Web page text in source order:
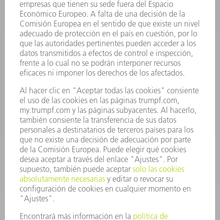
Preguntas más frecuentes
Condiciones generales de venta
CONTACTO
Departamento de Repuestos
+34 91 657 36 70
Viernes de 8h – 17h
repuestos@es.trumpf.com
CONTACTO
Departamento de Utillaje
+34 91 657 36 69
Lunes a Jueves de 8h – 18h
Viernes de 8h – 17h
utillaje@trumpf.com